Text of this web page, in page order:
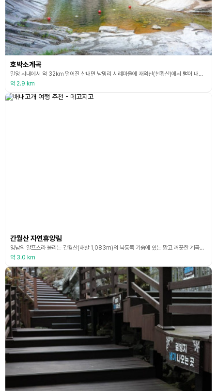
호박소계곡
밀양 시내에서 약 32㎞ 떨어진 산내면 남명리 시례마을에 재약산(천황산)에서 뻗어 내린 얼음골이 있으며 여기서 3㎞쯤에 가지산의 한 물줄기인 호박소 계곡이 나타난다. 수십만 년 동안 계곡물에 씻긴 백옥 같은 화강석 위로 하얀 포말을 이루며 쏟아지는 계곡물과 주변 자연경관이 아름다워 한국의 명수 100선에 선정되기도 했다. 동국여지승람에 의하면 호박소는 10여 m 높이에서 떨어지는 폭포로 인해 움푹 파인 못인데 방앗간에서 쓰이는 절구의 일종인 호박처럼 생
약 2.9 km
간월산 자연휴양림
영남의 알프스라 불리는 간월산(해발 1,083m)의 북동쪽 기슭에 있는 맑고 깨끗한 계곡과 울창한 소나무 숲 사이로 철쭉, 단풍나무를 비롯한 잡목 숲이 절경을 이룬다. 산 정상까지 이어지는 등산로를 따라 오르면 주변 경관이 한눈에 들어오는 전망대가 있고, 숲 속 곳곳에 있는 오솔길과 산책로는 산림욕에 적당하다. 휴양림에는 숙박시설과 캠프파이어장, 물놀이장, 산림욕장, 야외교실, 어린이 놀이터가 있고 30개 코스의 숲 속 체력 단련시설과 어린이 수영장과
약 3.0 km